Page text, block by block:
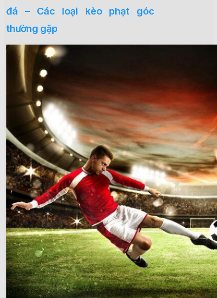
đá – Các loại kèo phạt góc
thường gặp